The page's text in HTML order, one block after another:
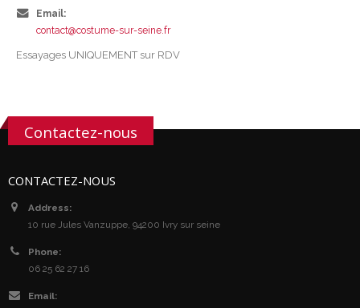
Email:
contact@costume-sur-seine.fr
Essayages UNIQUEMENT sur RDV
Contactez-nous
CONTACTEZ-NOUS
Address:
10 rue Jules Vanzuppe, 94200 Ivry sur seine
Phone:
06 25 62 27 16
Email: